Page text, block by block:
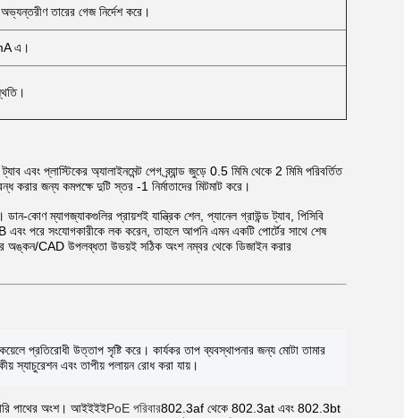
তারের গেজ নির্দেশ করে।
এ।
এবং প্লাস্টিকের অ্যালাইনমেন্ট পেগ ব্র্যান্ড জুড়ে 0.5 মিমি থেকে 2 মিমি পরিবর্তিত
করার জন্য কমপক্ষে দুটি স্তর -1 নির্মাতাদের মিটমাট করে।
কোণ ম্যাগজ্যাকগুলির প্রায়শই যান্ত্রিক শেল, প্যানেল গ্রাউন্ড ট্যাব, পিসিবি
পরে সংযোগকারীকে লক করেন, তাহলে আপনি এমন একটি পোর্টের সাথে শেষ
অঙ্কন/CAD উপলব্ধতা উভয়ই সঠিক অংশ নম্বর থেকে ডিজাইন করার
প্রতিরোধী উত্তাপ সৃষ্টি করে। কার্যকর তাপ ব্যবস্থাপনার জন্য মোটা তামার
স্যাচুরেশন এবং তাপীয় পলায়ন রোধ করা যায়।
পাথের অংশ। আইইইইPoE পরিবার802.3af থেকে 802.3at এবং 802.3bt